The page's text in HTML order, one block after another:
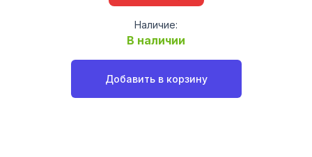
Наличие:
В наличии
Добавить в корзину